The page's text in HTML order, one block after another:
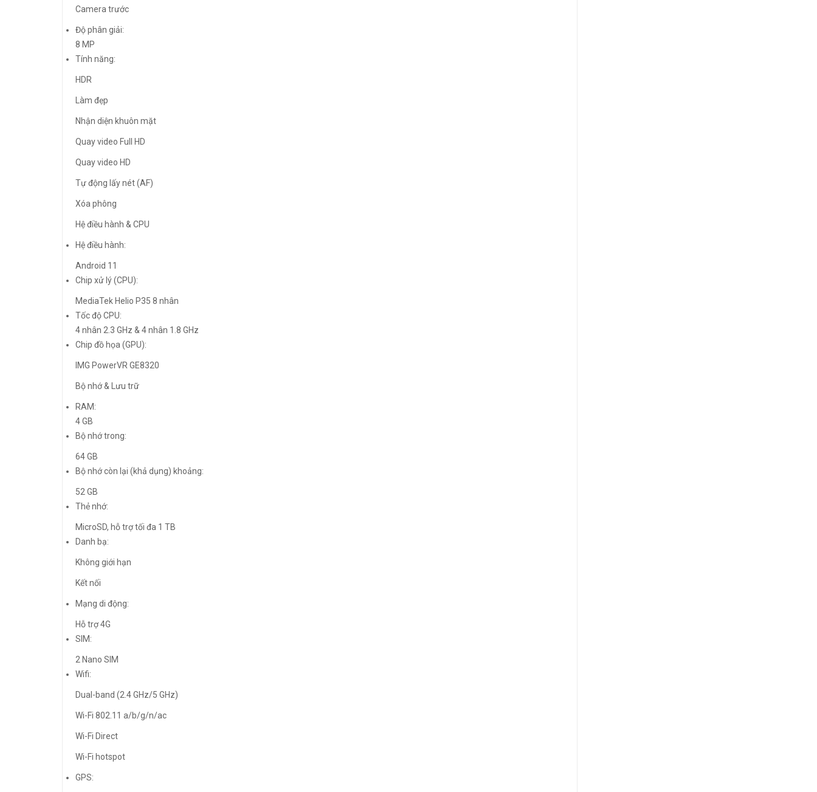
Camera trước
Độ phân giải:
8 MP
Tính năng:
HDR
Làm đẹp
Nhận diện khuôn mặt
Quay video Full HD
Quay video HD
Tự động lấy nét (AF)
Xóa phông
Hệ điều hành & CPU
Hệ điều hành:
Android 11
Chip xử lý (CPU):
MediaTek Helio P35 8 nhân
Tốc độ CPU:
4 nhân 2.3 GHz & 4 nhân 1.8 GHz
Chip đồ họa (GPU):
IMG PowerVR GE8320
Bộ nhớ & Lưu trữ
RAM:
4 GB
Bộ nhớ trong:
64 GB
Bộ nhớ còn lại (khả dụng) khoảng:
52 GB
Thẻ nhớ:
MicroSD, hỗ trợ tối đa 1 TB
Danh bạ:
Không giới hạn
Kết nối
Mạng di động:
Hỗ trợ 4G
SIM:
2 Nano SIM
Wifi:
Dual-band (2.4 GHz/5 GHz)
Wi-Fi 802.11 a/b/g/n/ac
Wi-Fi Direct
Wi-Fi hotspot
GPS: